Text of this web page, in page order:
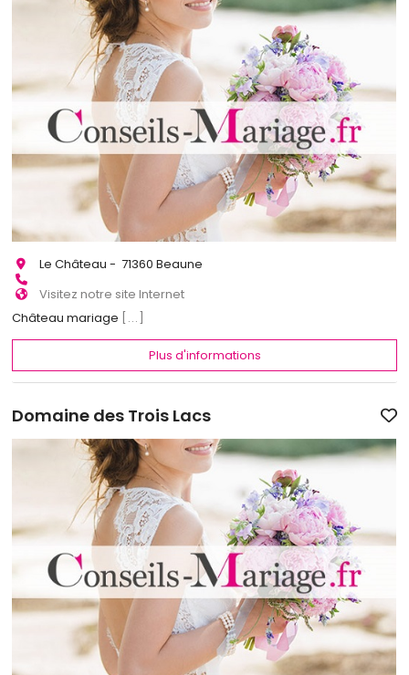
Le Château - 71360 Beaune
Visitez notre site Internet
Château mariage
[...]
Plus d'informations
Domaine des Trois Lacs